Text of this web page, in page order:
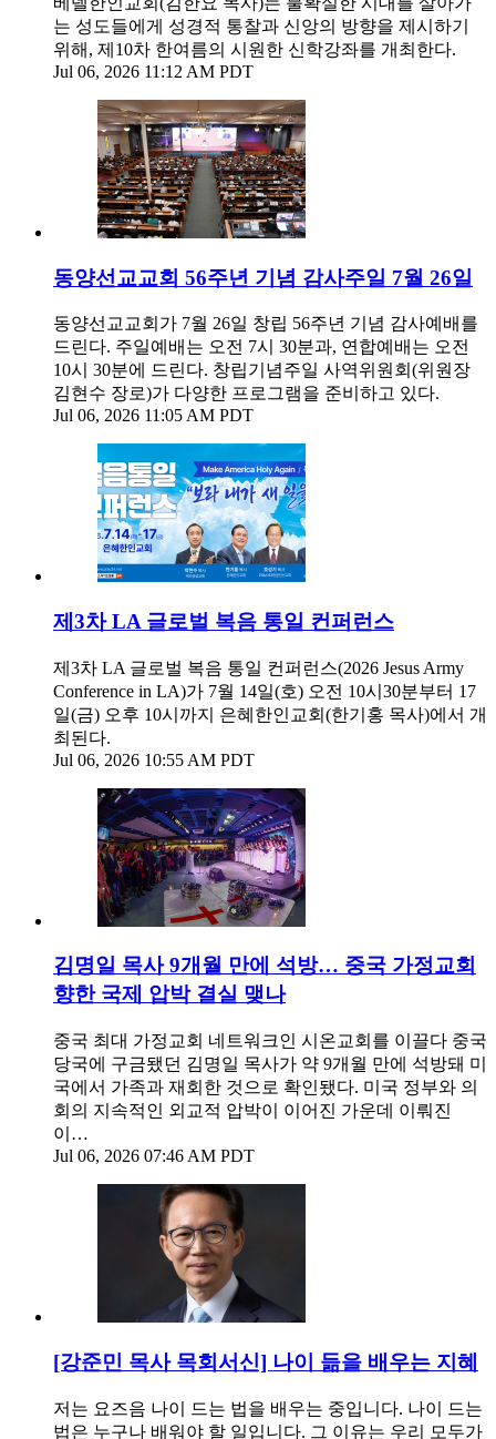
는 성도들에게 성경적 통찰과 신앙의 방향을 제시하기
위해, 제10차 한여름의 시원한 신학강좌를 개최한다.
Jul 06, 2026 11:12 AM PDT
동양선교교회 56주년 기념 감사주일 7월 26일
동양선교교회가 7월 26일 창립 56주년 기념 감사예배를
드린다. 주일예배는 오전 7시 30분과, 연합예배는 오전
10시 30분에 드린다. 창립기념주일 사역위원회(위원장
김현수 장로)가 다양한 프로그램을 준비하고 있다.
Jul 06, 2026 11:05 AM PDT
제3차 LA 글로벌 복음 통일 컨퍼런스
제3차 LA 글로벌 복음 통일 컨퍼런스(2026 Jesus Army
Conference in LA)가 7월 14일(호) 오전 10시30분부터 17
일(금) 오후 10시까지 은혜한인교회(한기홍 목사)에서 개
최된다.
Jul 06, 2026 10:55 AM PDT
김명일 목사 9개월 만에 석방… 중국 가정교회
향한 국제 압박 결실 맺나
중국 최대 가정교회 네트워크인 시온교회를 이끌다 중국
당국에 구금됐던 김명일 목사가 약 9개월 만에 석방돼 미
국에서 가족과 재회한 것으로 확인됐다. 미국 정부와 의
회의 지속적인 외교적 압박이 이어진 가운데 이뤄진
이…
Jul 06, 2026 07:46 AM PDT
[강준민 목사 목회서신] 나이 듦을 배우는 지혜
저는 요즈음 나이 드는 법을 배우는 중입니다. 나이 드는
법은 누구나 배워야 할 일입니다. 그 이유는 우리 모두가